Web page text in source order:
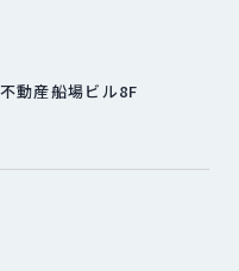
動産船場ビル8F